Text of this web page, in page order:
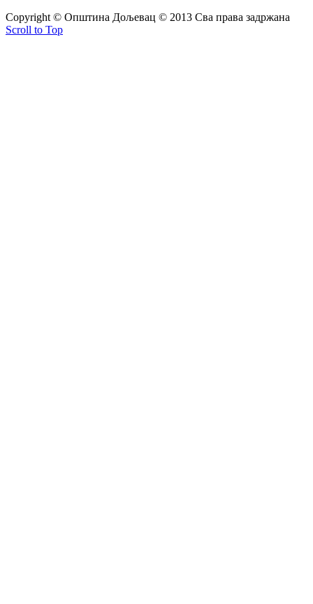
Copyright © Oпштина Дољевац © 2013 Сва права задржана
Scroll to Top